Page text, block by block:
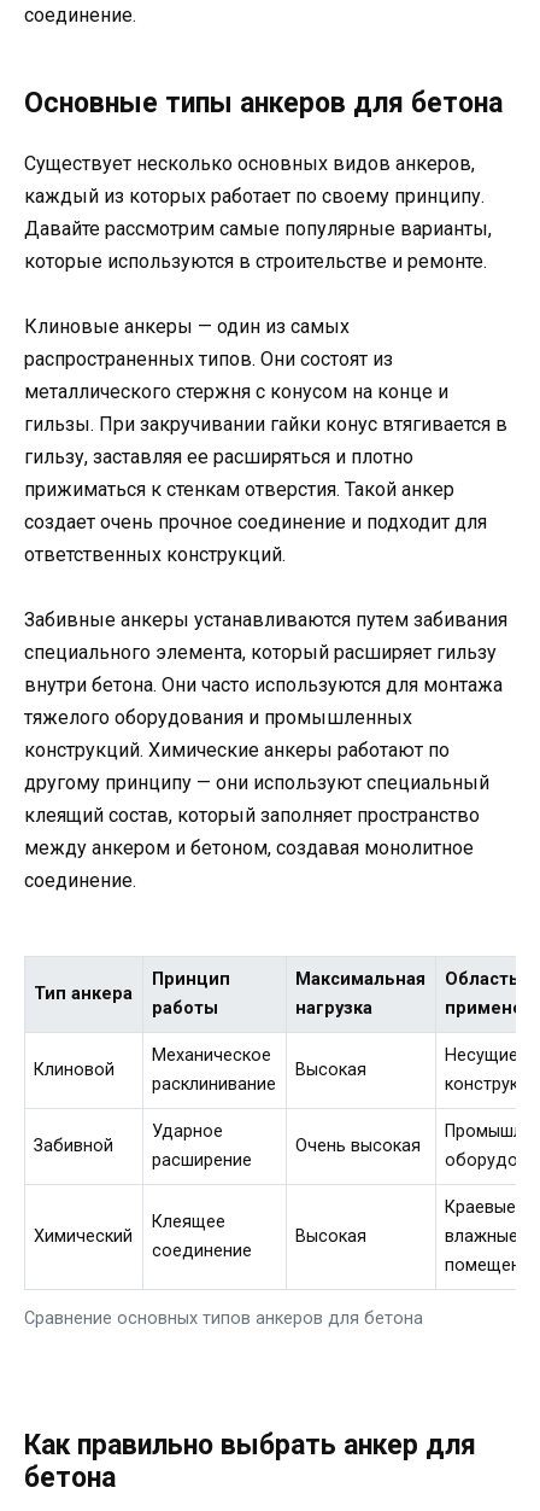
соединение.
Основные типы анкеров для бетона
Существует несколько основных видов анкеров,
каждый из которых работает по своему принципу.
Давайте рассмотрим самые популярные варианты,
которые используются в строительстве и ремонте.
Клиновые анкеры — один из самых
распространенных типов. Они состоят из
металлического стержня с конусом на конце и
гильзы. При закручивании гайки конус втягивается в
гильзу, заставляя ее расширяться и плотно
прижиматься к стенкам отверстия. Такой анкер
создает очень прочное соединение и подходит для
ответственных конструкций.
Забивные анкеры устанавливаются путем забивания
специального элемента, который расширяет гильзу
внутри бетона. Они часто используются для монтажа
тяжелого оборудования и промышленных
конструкций. Химические анкеры работают по
другому принципу — они используют специальный
клеящий состав, который заполняет пространство
между анкером и бетоном, создавая монолитное
соединение.
Сравнение основных типов анкеров для бетона
Тип анкера
Принцип
работы
Максимальная
нагрузка
Область
Клиновой
Механическое
расклинивание
Высокая
Несущие
Забивной
Ударное
расширение
Очень высокая
Химический
Клеящее
соединение
Высокая
Краевые
влажные
помещения
Как правильно выбрать анкер для
бетона